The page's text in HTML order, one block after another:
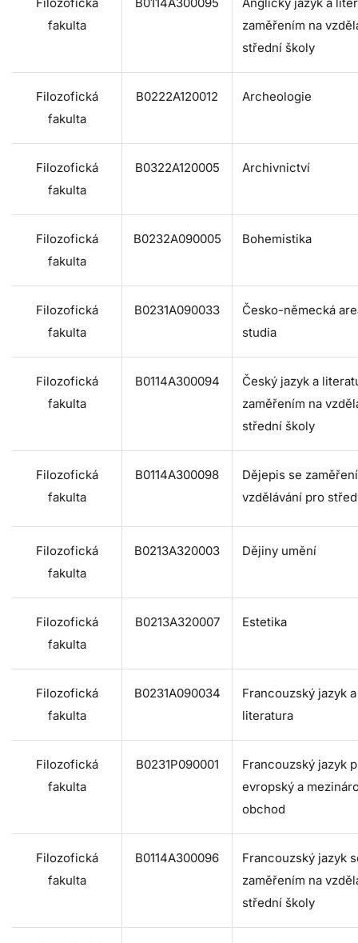
fakulta
zaměřením na
střední školy
Filozofická
fakulta
B0222A120012 Archeologie
Filozofická
fakulta
B0322A120005 Archivnictví
Filozofická
fakulta
B0232A090005 Bohemistika
Filozofická
fakulta
B0231A090033
Česko-německá
studia
Filozofická
fakulta
B0114A300094
Český jazyk a
zaměřením na
střední školy
Filozofická
fakulta
B0114A300098
Dějepis se
vzdělávání pro
Filozofická
fakulta
B0213A320003 Dějiny umění
Filozofická
fakulta
B0213A320007 Estetika
Filozofická
fakulta
B0231A090034
Francouzský jazyk a
literatura
Filozofická
fakulta
B0231P090001
Francouzský jazyk
evropský a
obchod
Filozofická
fakulta
B0114A300096
Francouzský jazyk
zaměřením na
střední školy